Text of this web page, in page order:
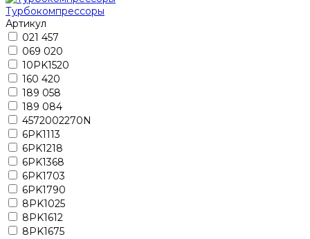
Турбокомпрессоры
Артикул
021 457
069 020
10PK1520
160 420
189 058
189 084
4572002270N
6PK1113
6PK1218
6PK1368
6PK1703
6PK1790
8PK1025
8PK1612
8PK1675